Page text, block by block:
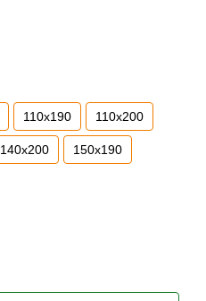
110x190 110x200
140x200 150x190